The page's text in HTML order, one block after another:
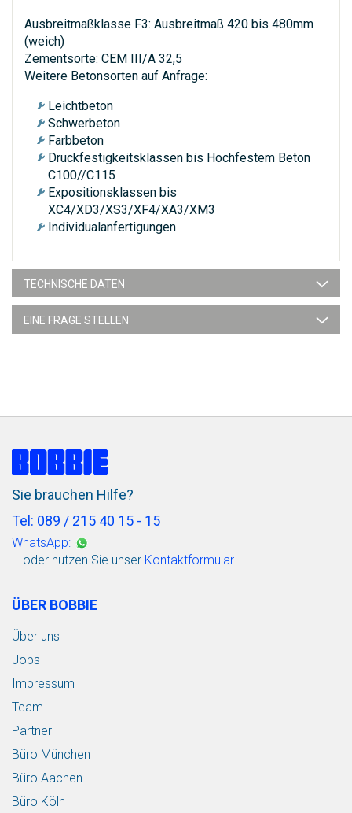
Ausbreitmaßklasse F3: Ausbreitmaß 420 bis 480mm
(weich)
Zementsorte: CEM III/A 32,5
Weitere Betonsorten auf Anfrage:
Leichtbeton
Schwerbeton
Farbbeton
Druckfestigkeitsklassen bis Hochfestem Beton
C100//C115
Expositionsklassen bis
XC4/XD3/XS3/XF4/XA3/XM3
Individualanfertigungen
TECHNISCHE DATEN
EINE FRAGE STELLEN
Sie brauchen Hilfe?
Tel: 089 / 215 40 15 - 15
WhatsApp:
… oder nutzen Sie unser Kontaktformular
ÜBER BOBBIE
Über uns
Jobs
Impressum
Team
Partner
Büro München
Büro Aachen
Büro Köln